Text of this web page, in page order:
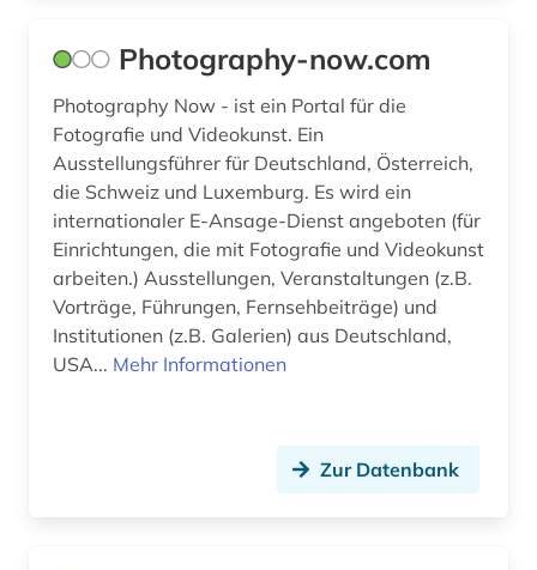
schallaufzeichnung (2)
schauspieler (1)
schlüsselkompetenz (1)
schweden (2)
schweiz (1)
sezessionskrieg &lt;1861-1865&gt; (1)
skulptur (1)
Photography-now.com
Photography Now - ist ein Portal für die
Fotografie und Videokunst. Ein
Ausstellungsführer für Deutschland, Österreich,
die Schweiz und Luxemburg. Es wird ein
internationaler E-Ansage-Dienst angeboten (für
Einrichtungen, die mit Fotografie und Videokunst
arbeiten.) Ausstellungen, Veranstaltungen (z.B.
Vorträge, Führungen, Fernsehbeiträge) und
Institutionen (z.B. Galerien) aus Deutschland,
USA... Mehr Informationen
Zur Datenbank